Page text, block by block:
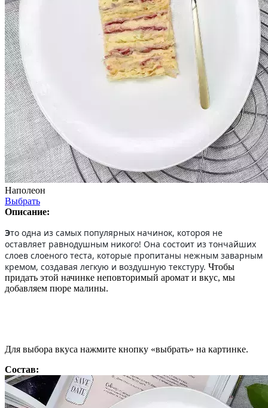
Наполеон
Выбрать
Описание:
Это одна из самых популярных начинок, котороя не
оставляет равнодушным никого! Она состоит из тончайших
слоев слоеного теста, которые пропитаны нежным заварным
кремом, создавая легкую и воздушную текстуру. Чтобы
придать этой начинке неповторимый аромат и вкус, мы
добавляем пюре малины.
Для выбора вкуса нажмите кнопку «выбрать» на картинке.
Состав: